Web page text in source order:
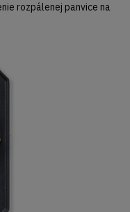
rozpálenej panvice na